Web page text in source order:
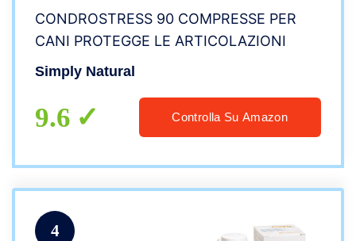
CONDROSTRESS 90 COMPRESSE PER
CANI PROTEGGE LE ARTICOLAZIONI
Simply Natural
9.6 Controlla Su Amazon
4